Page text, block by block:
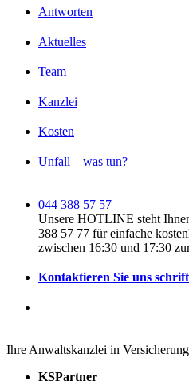
Antworten
Aktuelles
Team
Kanzlei
Kosten
Unfall – was tun?
044 388 57 57
Unsere HOTLINE steht
388 57 77 für einfache
zwischen 16:30 und 17:30
Kontaktieren Sie uns
Ihre Anwaltskanzlei in
KSPartner